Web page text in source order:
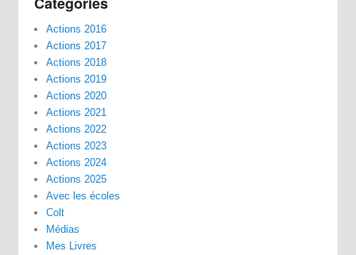
Actions 2016
Actions 2017
Actions 2018
Actions 2019
Actions 2020
Actions 2021
Actions 2022
Actions 2023
Actions 2024
Actions 2025
Avec les écoles
Colt
Médias
Mes Livres